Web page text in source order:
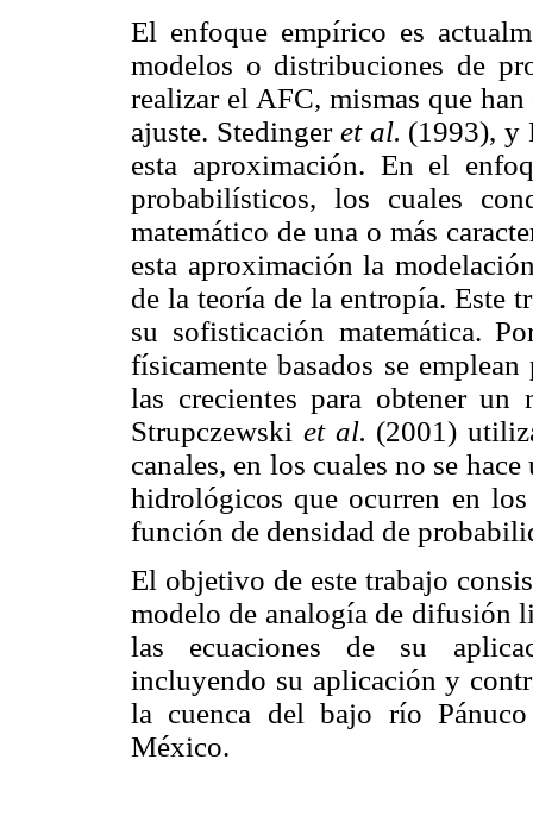
El enfoque empírico es
modelos o distribuciones de
realizar el AFC, mismas que
ajuste. Stedinger et al. (1993), y
esta aproximación. En el
probabilísticos, los cuales
matemático de una o más
esta aproximación la
de la teoría de la entropía. Este
su sofisticación matemática.
físicamente basados se
las crecientes para obtener
Strupczewski et al. (2001)
canales, en los cuales no se
hidrológicos que ocurren en
función de densidad de
El objetivo de este trabajo
modelo de analogía de difusión
las ecuaciones de su
incluyendo su aplicación y
la cuenca del bajo río
México.